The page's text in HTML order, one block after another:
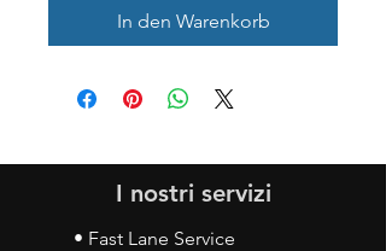
In den Warenkorb
I nostri servizi
• Fast Lane Service